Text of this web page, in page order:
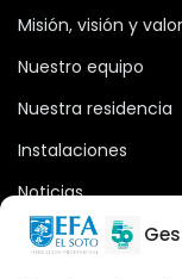
Misión, visión y
Nuestro equipo
Nuestra residencia
Instalaciones
Noticias
Oferta formativa